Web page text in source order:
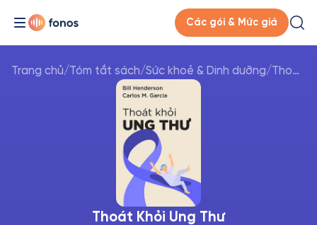
Các gói & Mức giá
Trang chủ/Tóm tắt sách/Sức khoẻ & Dinh dưỡng/ Thoát Khỏi Ung Thư
Thoát Khỏi Ung Thư